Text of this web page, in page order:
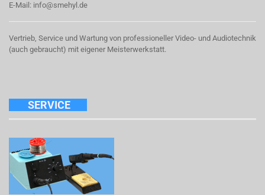
E-Mail: info@smehyl.de
Vertrieb, Service und Wartung von professioneller Video- und Audiotechnik
(auch gebraucht) mit eigener Meisterwerkstatt.
SERVICE